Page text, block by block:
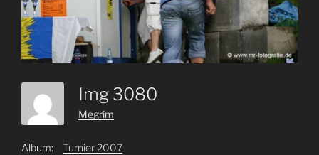
Img 3080
Megrim
Album:
Turnier 2007